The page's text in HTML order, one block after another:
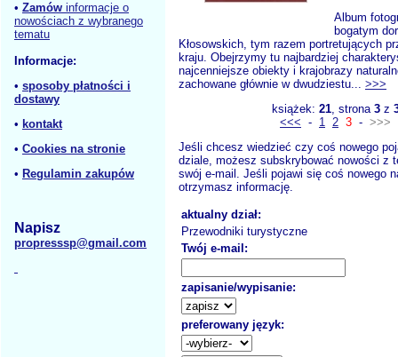
• Zamów informacje o
nowościach z wybranego
tematu
Informacje:
• sposoby płatności i
dostawy
• kontakt
• Cookies na stronie
• Regulamin zakupów
Napisz
propresssp@gmail.com
Album
bogatym
Kłosowskich, tym razem portretujących
kraju. Obejrzymy tu najbardziej
najcenniejsze obiekty i krajobrazy
zachowane głównie w dwudziestu... >>>
książek: 21, strona 3z
<<< - 1 2 3 - >>>
Jeśli chcesz wiedzieć czy coś nowego
dziale, możesz subskrybować nowości z
swój e-mail. Jeśli pojawi się coś nowego
otrzymasz informację.
aktualny dział:
Przewodniki turystyczne
Twój e-mail:
zapisanie/wypisanie:
preferowany język: